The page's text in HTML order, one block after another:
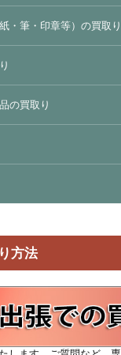
・筆・印章等）の買取り
の買取り
方法